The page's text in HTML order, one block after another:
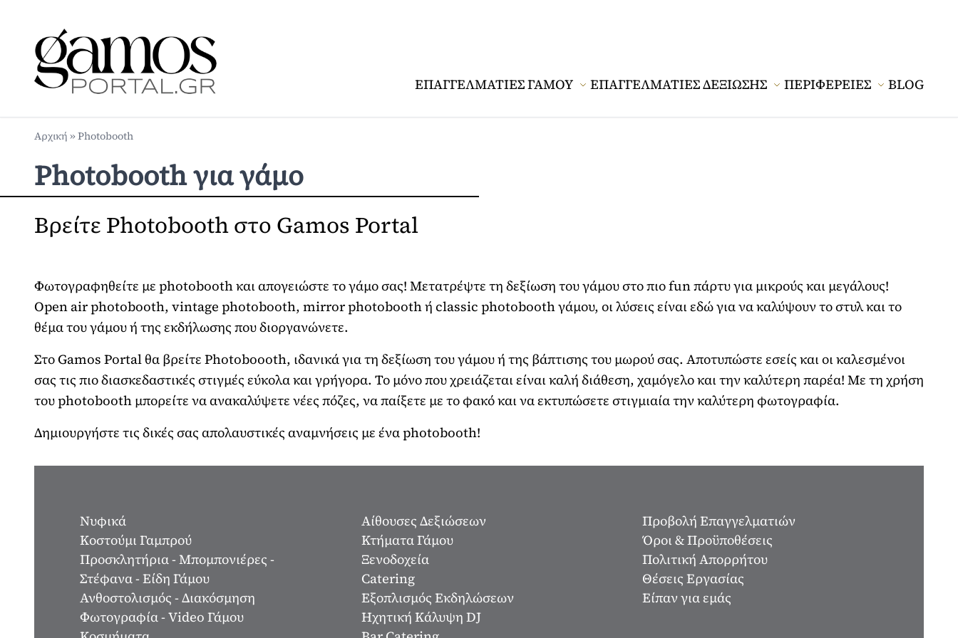
ΕΠΑΓΓΕΛΜΑΤΙΕΣ ΓΑΜΟΥ ΕΠΑΓΓΕΛΜΑΤΙΕΣ ΔΕΞΙΩΣΗΣ ΠΕΡΙΦΕΡΕΙΕΣ BLOG
Αρχική »Photobooth
Photobooth για γάμο
Βρείτε Photobooth στο Gamos Portal
Φωτογραφηθείτε με photobooth και απογειώστε το γάμο σας! Μετατρέψτε τη δεξίωση του γάμου στο πιο fun πάρτυ για μικρούς και μεγάλους!
Open air photobooth, vintage photobooth, mirror photobooth ή classic photobooth γάμου, οι λύσεις είναι εδώ για να καλύψουν το στυλ και το
θέμα του γάμου ή της εκδήλωσης που διοργανώνετε.
Στο Gamos Portal θα βρείτε Photoboooth, ιδανικά για τη δεξίωση του γάμου ή της βάπτισης του μωρού σας. Αποτυπώστε εσείς και οι καλεσμένοι
σας τις πιο διασκεδαστικές στιγμές εύκολα και γρήγορα. Το μόνο που χρειάζεται είναι καλή διάθεση, χαμόγελο και την καλύτερη παρέα! Με τη χρήση
του photobooth μπορείτε να ανακαλύψετε νέες πόζες, να παίξετε με το φακό και να εκτυπώσετε στιγμιαία την καλύτερη φωτογραφία.
Δημιουργήστε τις δικές σας απολαυστικές αναμνήσεις με ένα photobooth!
Νυφικά
Κοστούμι Γαμπρού
Προσκλητήρια - Μπομπονιέρες -
Στέφανα - Είδη Γάμου
Ανθοστολισμός - Διακόσμηση
Φωτογραφία - Video Γάμου
Αίθουσες Δεξιώσεων
Κτήματα Γάμου
Ξενοδοχεία
Catering
Εξοπλισμός Εκδηλώσεων
Ηχητική Κάλυψη DJ
Προβολή Επαγγελματιών
Όροι & Προϋποθέσεις
Πολιτική Απορρήτου
Θέσεις Εργασίας
Είπαν για εμάς